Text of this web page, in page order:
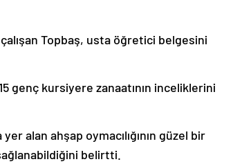
Topbaş, usta öğretici belgesini
genç kursiyere zanaatının inceliklerini
alan ahşap oymacılığının güzel bir
belirtti.